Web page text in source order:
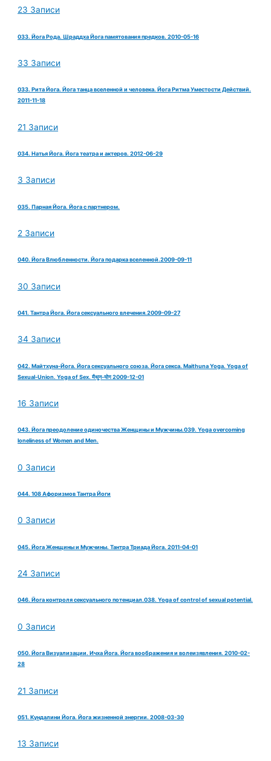
23 Записи
033. Йога Рода. Шраддха Йога памятования предков. 2010-05-16
33 Записи
033. Рита Йога. Йога танца вселенной и человека. Йога Ритма Уместости Действий.
2011-11-18
21 Записи
034. Натья Йога. Йога театра и актеров. 2012-06-29
3 Записи
035. Парная Йога. Йога с партнером.
2 Записи
040. Йога Влюбленности. Йога подарка вселенной.2009-09-11
30 Записи
041. Тантра Йога. Йога сексуального влечения.2009-09-27
34 Записи
042. Майтхуна-Йога. Йога сексуального союза. Йога секса. Maithuna Yoga. Yoga of
Sexual-Union. Yoga of Sex. मैथुन-योग 2009-12-01
16 Записи
043. Йога преодоление одиночества Женщины и Мужчины.039. Yoga overcoming
loneliness of Women and Men.
0 Записи
044. 108 Афоризмов Тантра Йоги
0 Записи
045. Йога Женщины и Мужчины. Тантра Триада Йога. 2011-04-01
24 Записи
046. Йога контроля сексуального потенциал.038. Yoga of control of sexual potential.
0 Записи
050. Йога Визуализации. Ичха Йога. Йога воображения и волеизявления. 2010-02-
28
21 Записи
051. Кундалини Йога. Йога жизненной энергии. 2008-03-30
13 Записи